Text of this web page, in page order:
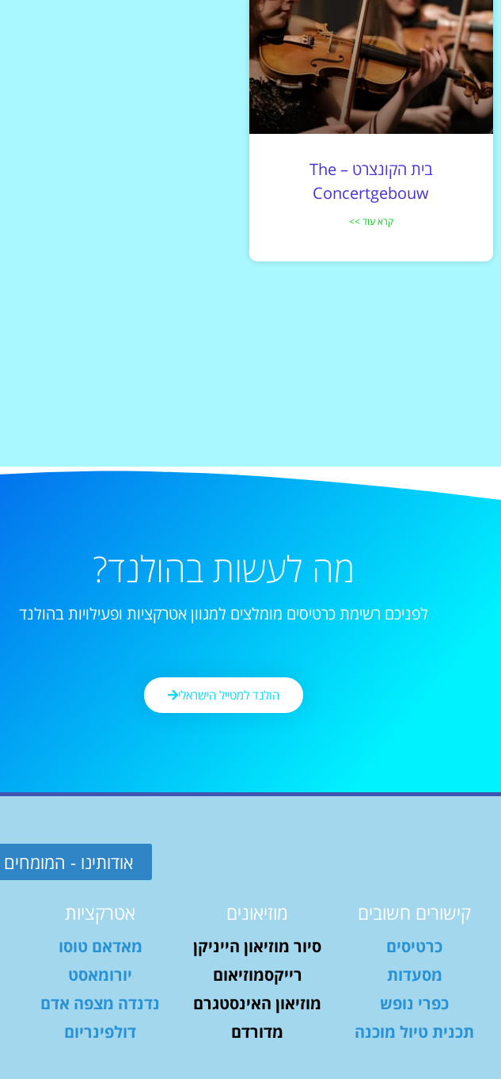
בית הקונצרט – The
Concertgebouw
קרא עוד >>
מה לעשות בהולנד?
לפניכם רשימת כרטיסים מומלצים למגוון אטרקציות ופעילויות בהולנד
הולנד למטייל הישראלי
אודותינו - המומחים
קישורים חשובים
כרטיסים
מסעדות
כפרי נופש
תכנית טיול מוכנה
מוזיאונים
סיור מוזיאון הייניקן
רייקסמוזיאום
מוזיאון האינסטגרם
מדורדם
אטרקציות
מאדאם טוסו
יורומאסט
נדנדה מצפה אדם
דולפינריום